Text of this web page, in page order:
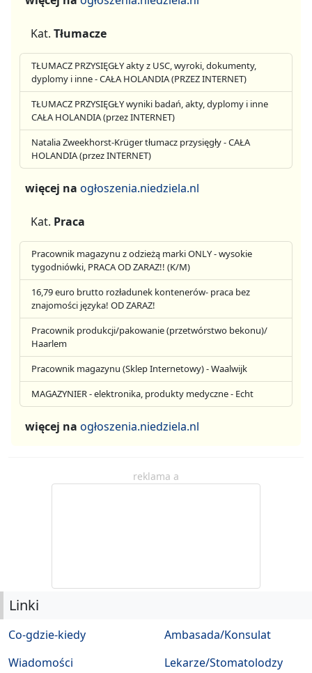
Kat. Tłumacze
TŁUMACZ PRZYSIĘGŁY akty z USC, wyroki, dokumenty,
dyplomy i inne - CAŁA HOLANDIA (PRZEZ INTERNET)
TŁUMACZ PRZYSIĘGŁY wyniki badań, akty, dyplomy i inne
CAŁA HOLANDIA (przez INTERNET)
Natalia Zweekhorst-Krüger tłumacz przysięgły - CAŁA
HOLANDIA (przez INTERNET)
więcej na ogłoszenia.niedziela.nl
Kat. Praca
Pracownik magazynu z odzieżą marki ONLY - wysokie
tygodniówki, PRACA OD ZARAZ!! (K/M)
16,79 euro brutto rozładunek kontenerów- praca bez
znajomości języka! OD ZARAZ!
Pracownik produkcji/pakowanie (przetwórstwo bekonu)/
Haarlem
Pracownik magazynu (Sklep Internetowy) - Waalwijk
MAGAZYNIER - elektronika, produkty medyczne - Echt
więcej na ogłoszenia.niedziela.nl
reklama a
Linki
Co-gdzie-kiedy
Wiadomości
Ambasada/Konsulat
Lekarze/Stomatolodzy